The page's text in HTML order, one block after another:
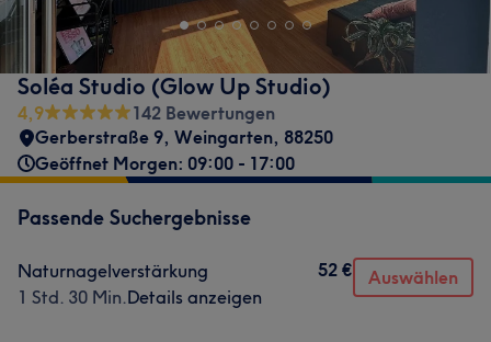
Soléa Studio (Glow Up Studio)
4,9
142 Bewertungen
Gerberstraße 9, Weingarten, 88250
Geöffnet Morgen: 09:00 - 17:00
Passende Suchergebnisse
Naturnagelverstärkung
1 Std. 30 Min.Details anzeigen
52 € Auswählen